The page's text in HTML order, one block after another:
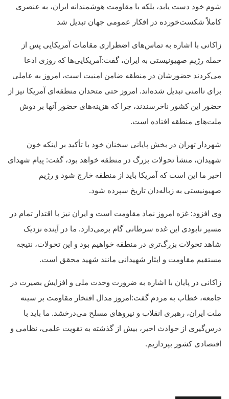
شوم خود دست یابد، بلکه با مقاومت هوشمندانه ایران، به عنصری
کاملاً شکست‌خورده در افکار عمومی جهان تبدیل شد
زاکانی با اشاره به تماس‌های اضطراری مقامات آمریکایی پس از
حمله رژیم صهیونیستی به ایران، گفت:آمریکایی‌ها که روزی ادعا
می‌کردند حضورشان در منطقه ضامن امنیت است، امروز به عاملی
برای ناامنی تبدیل شده‌اند. امروز حتی متحدان منطقه‌ای آمریکا نیز از
حضور این کشور ناخرسندند، چرا که هزینه‌های حضور آنها بر دوش
ملت‌های منطقه افتاده است.
شهردار تهران در بخش پایانی سخنان خود با تأکید بر اینکه خون
شهیدان، منشأ تحولات بزرگ در منطقه خواهد بود، گفت: پیام شهدای
اخیر ما این است که آمریکا باید از منطقه خارج شود و رژیم
صهیونیستی به زباله‌دان تاریخ سپرده شود.
وی افزود: غزه امروز نماد مقاومت است و ایران نیز با اقتدار تمام در
مسیر نابودی این غده سرطانی گام برمی‌دارد. ما در آینده نزدیک
شاهد تحولات بزرگ‌تری در منطقه خواهیم بود و این تحولات، نتیجه
مستقیم مقاومت و ایثار شهیدانی مانند شهید محقق است.
زاکانی در پایان با اشاره به ضرورت وحدت ملی و افزایش بصیرت در
جامعه، خطاب به مردم گفت:امروز مدال افتخار مقاومت بر سینه
ملت ایران، رهبری انقلاب و نیروهای مسلح می‌درخشد. ما باید با
درس‌گیری از حوادث اخیر، بیش از گذشته به تقویت علمی، نظامی و
اقتصادی کشور بپردازیم.